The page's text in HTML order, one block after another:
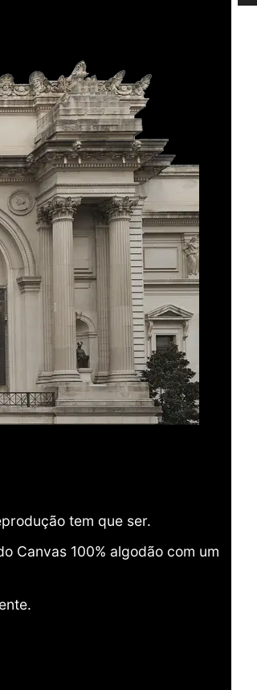
tem que ser.
Canvas 100% algodão com um